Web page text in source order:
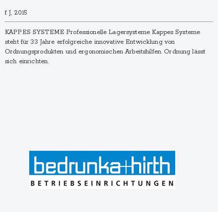
f J, 2015
KAPPES SYSTEME Professionelle Lagersysteme Kappes Systeme
steht für 33 Jahre erfolgreiche innovative Entwicklung von
Ordnungsprodukten und ergonomischen Arbeitshilfen. Ordnung lässt
sich einrichten.